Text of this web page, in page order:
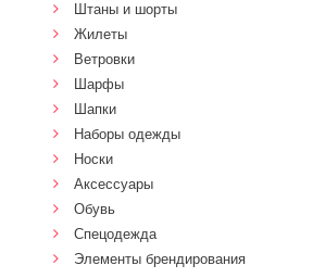
Штаны и шорты
Жилеты
Ветровки
Шарфы
Шапки
Наборы одежды
Носки
Аксессуары
Обувь
Спецодежда
Элементы брендирования